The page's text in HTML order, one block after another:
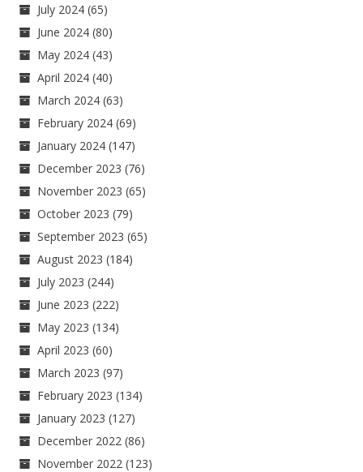
July 2024 (65)
June 2024 (80)
May 2024 (43)
April 2024 (40)
March 2024 (63)
February 2024 (69)
January 2024 (147)
December 2023 (76)
November 2023 (65)
October 2023 (79)
September 2023 (65)
August 2023 (184)
July 2023 (244)
June 2023 (222)
May 2023 (134)
April 2023 (60)
March 2023 (97)
February 2023 (134)
January 2023 (127)
December 2022 (86)
November 2022 (123)